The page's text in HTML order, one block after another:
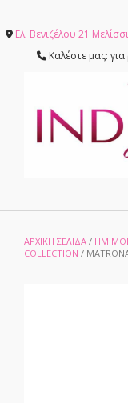
content
Ελ. Βενιζέλου 21
Καλέστε μας:
ΑΡΧΙΚΉ ΣΕΛΊΔΑ /
COLLECTION /